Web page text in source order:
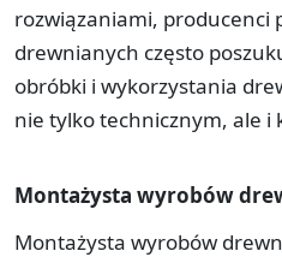
rozwiązaniami, producenci
drewnianych często
obróbki i wykorzystania
nie tylko technicznym, ale i
Montażysta wyrobów
Montażysta wyrobów